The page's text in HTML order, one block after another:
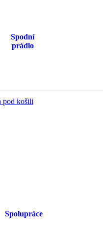
Spodní
prádlo
pod košili
Spolupráce